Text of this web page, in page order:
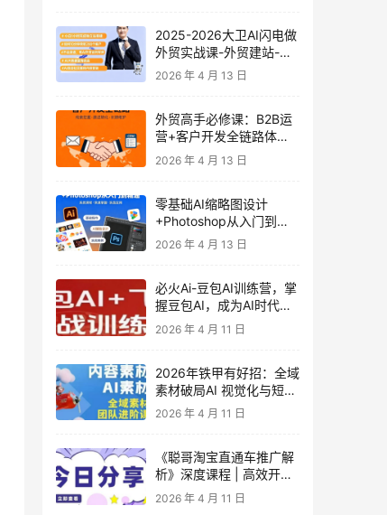
2025-2026大卫AI闪电做
外贸实战课-外贸建站-开
发客户-内容营销-从0到3
2026 年 4 月 13 日
外贸高手必修课：B2B运
营+客户开发全链路体系
课 | 从0到1成为外贸精英
2026 年 4 月 13 日
零基础AI缩略图设计
+Photoshop从入门到精
通 全套教程（含形象照拍
2026 年 4 月 13 日
必火Ai-豆包AI训练营，掌
握豆包AI，成为AI时代的
全能型人才
2026 年 4 月 11 日
2026年铁甲有好招：全域
素材破局AI 视觉化与短剧
营销实战指南——高效增
策略
2026 年 4 月 11 日
《聪哥淘宝直通车推广解
析》深度课程 | 高效开
车、极速投产系统实操课
2026 年 4 月 11 日